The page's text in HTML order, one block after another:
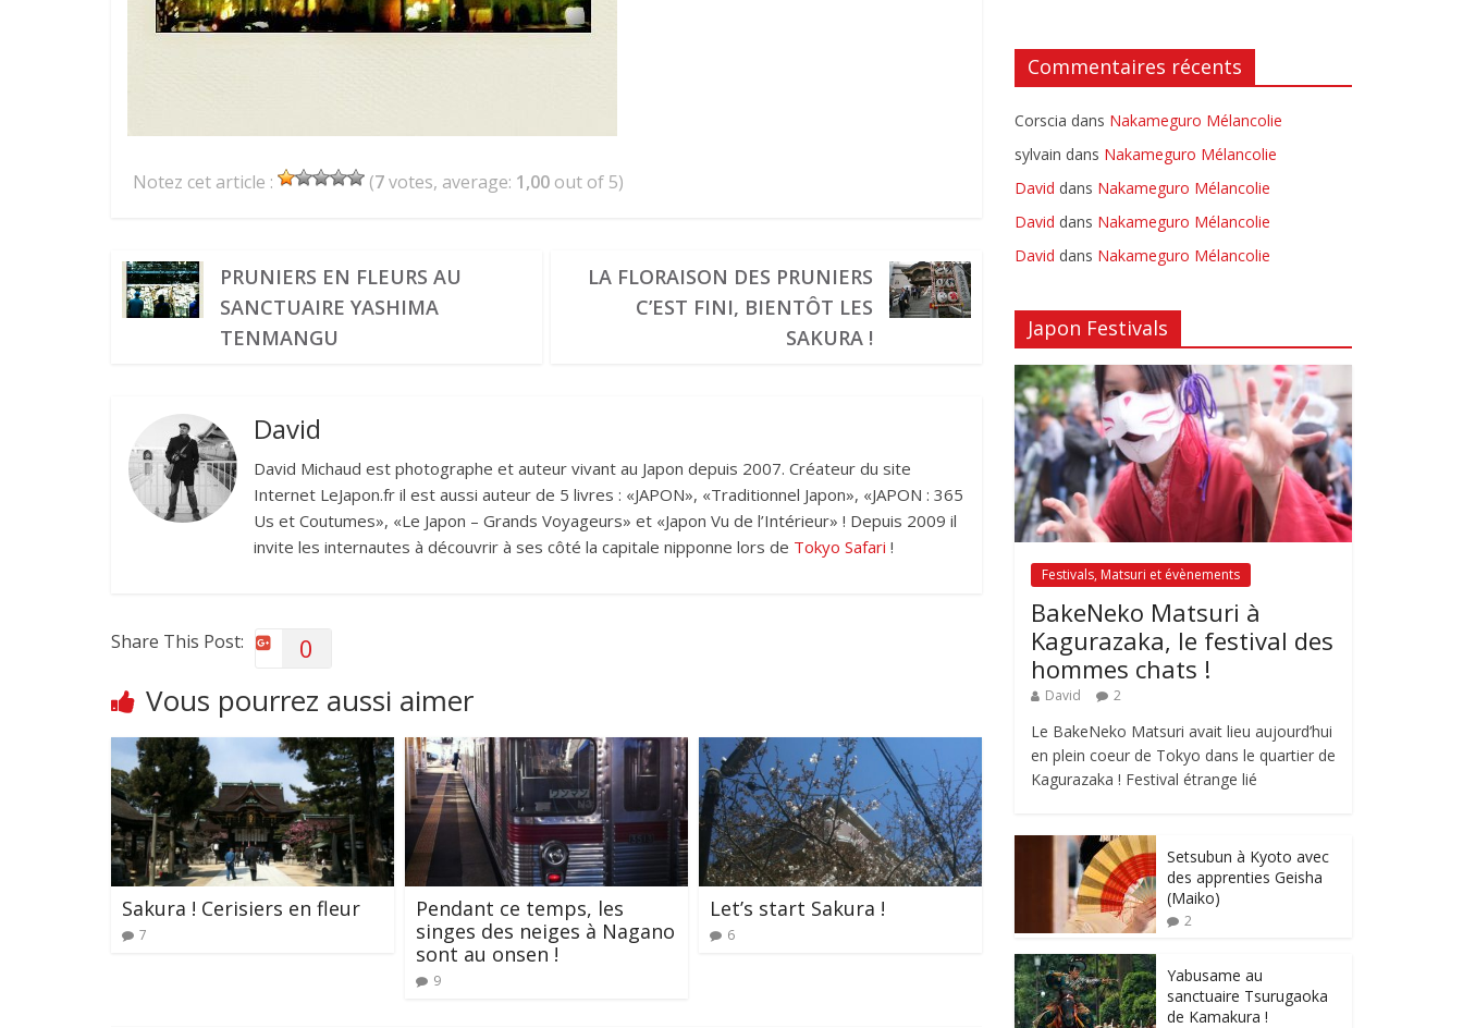
Notez cet article : (7votes, average: 1,00 out of 5)
PRUNIERS EN FLEURS AU
SANCTUAIRE YASHIMA
TENMANGU
LA FLORAISON DES PRUNIERS
C’EST FINI, BIENTÔT LES
SAKURA !
David
David Michaud est photographe et auteur vivant au Japon depuis 2007. Créateur du site
Internet LeJapon.fr il est aussi auteur de 5 livres : «JAPON», «Traditionnel Japon», «JAPON : 365
Us et Coutumes», «Le Japon – Grands Voyageurs» et «Japon Vu de l’Intérieur» ! Depuis 2009 il
invite les internautes à découvrir à ses côté la capitale nipponne lors de Tokyo Safari !
Share This Post: 0
Vous pourrez aussi aimer
Sakura ! Cerisiers en fleur
7
Pendant ce temps, les
singes des neiges à Nagano
sont au onsen !
9
Let’s start Sakura !
6
Commentaires récents
Corscia dans Nakameguro Mélancolie
sylvain dans Nakameguro Mélancolie
David dans Nakameguro Mélancolie
David dans Nakameguro Mélancolie
David dans Nakameguro Mélancolie
Japon Festivals
Festivals, Matsuri et évènements
BakeNeko Matsuri à
Kagurazaka, le festival des
hommes chats !
David 2
Le BakeNeko Matsuri avait lieu aujourd’hui
en plein coeur de Tokyo dans le quartier de
Kagurazaka ! Festival étrange lié
Setsubun à Kyoto avec
des apprenties Geisha
(Maiko)
2
Yabusame au
sanctuaire Tsurugaoka
de Kamakura !